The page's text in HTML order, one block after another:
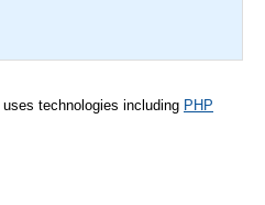
uses technologies including PHP